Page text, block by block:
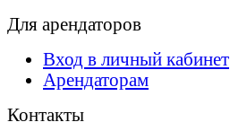
Для арендаторов
Вход в личный кабинет
Арендаторам
Контакты